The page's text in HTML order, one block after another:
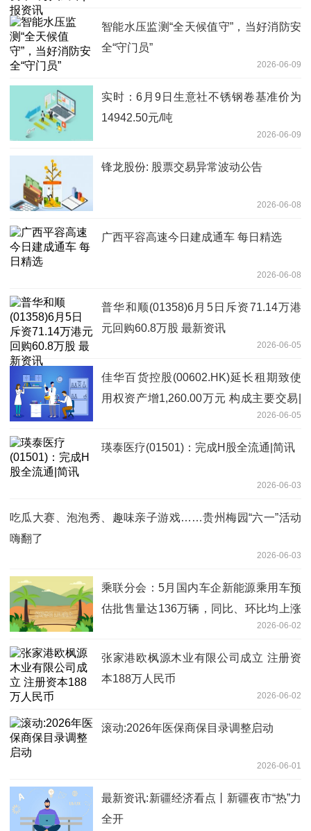
智能水压监测“全天候值守”，当好消防安
全“守门员”
2026-06-09
实时：6月9日生意社不锈钢卷基准价为
14942.50元/吨
2026-06-09
锋龙股份: 股票交易异常波动公告
2026-06-08
广西平容高速今日建成通车 每日精选
2026-06-08
普华和顺(01358)6月5日斥资71.14万港
元回购60.8万股 最新资讯
2026-06-05
佳华百货控股(00602.HK)延长租期致使
用权资产增1,260.00万元 构成主要交易|
2026-06-05
瑛泰医疗(01501)：完成H股全流通|简讯
2026-06-03
吃瓜大赛、泡泡秀、趣味亲子游戏……贵州梅园“六一”活动
嗨翻了
2026-06-03
乘联分会：5月国内车企新能源乘用车预
估批售量达136万辆，同比、环比均上涨
2026-06-02
张家港欧枫源木业有限公司成立 注册资
本188万人民币
2026-06-02
滚动:2026年医保商保目录调整启动
2026-06-01
最新资讯:新疆经济看点丨新疆夜市“热”力
全开